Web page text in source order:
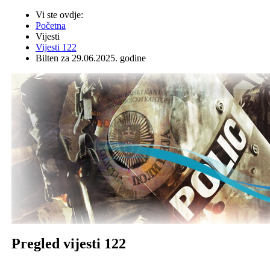
Vi ste ovdje:
Početna
Vijesti
Vijesti 122
Bilten za 29.06.2025. godine
Pregled vijesti 122